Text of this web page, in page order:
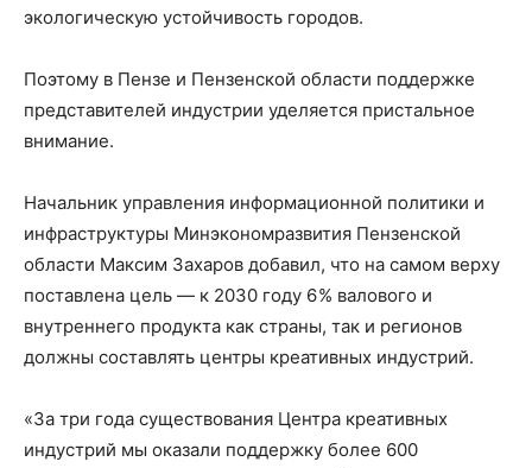
экологическую устойчивость городов.
Поэтому в Пензе и Пензенской области поддержке
представителей индустрии уделяется пристальное
внимание.
Начальник управления информационной политики и
инфраструктуры Минэкономразвития Пензенской
области Максим Захаров добавил, что на самом верху
поставлена цель — к 2030 году 6 % валового и
внутреннего продукта как страны, так и регионов
должны составлять центры креативных индустрий.
«За три года существования Центра креативных
индустрий мы оказали поддержку более 600